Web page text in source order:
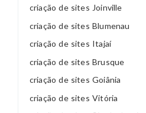
criação de sites Joinville
criação de sites Blumenau
criação de sites Itajaí
criação de sites Brusque
criação de sites Goiânia
criação de sites Vitória